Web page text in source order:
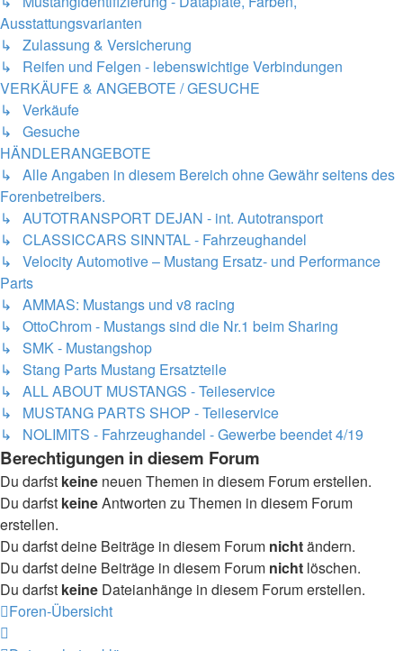
Ausstattungsvarianten
↳ Zulassung & Versicherung
↳ Reifen und Felgen - lebenswichtige Verbindungen
VERKÄUFE & ANGEBOTE / GESUCHE
↳ Verkäufe
↳ Gesuche
HÄNDLERANGEBOTE
↳ Alle Angaben in diesem Bereich ohne Gewähr seitens des
Forenbetreibers.
↳ AUTOTRANSPORT DEJAN - int. Autotransport
↳ CLASSICCARS SINNTAL - Fahrzeughandel
↳ Velocity Automotive – Mustang Ersatz- und Performance
Parts
↳ AMMAS: Mustangs und v8 racing
↳ OttoChrom - Mustangs sind die Nr.1 beim Sharing
↳ SMK - Mustangshop
↳ Stang Parts Mustang Ersatzteile
↳ ALL ABOUT MUSTANGS - Teileservice
↳ MUSTANG PARTS SHOP - Teileservice
↳ NOLIMITS - Fahrzeughandel - Gewerbe beendet 4/19
Berechtigungen in diesem Forum
Du darfst keine neuen Themen in diesem Forum erstellen.
Du darfst keineAntworten zu Themen in diesem Forum
erstellen.
Du darfst deine Beiträge in diesem Forum nichtändern.
Du darfst deine Beiträge in diesem Forum nicht löschen.
Du darfst keine Dateianhänge in diesem Forum erstellen.
Foren-Übersicht